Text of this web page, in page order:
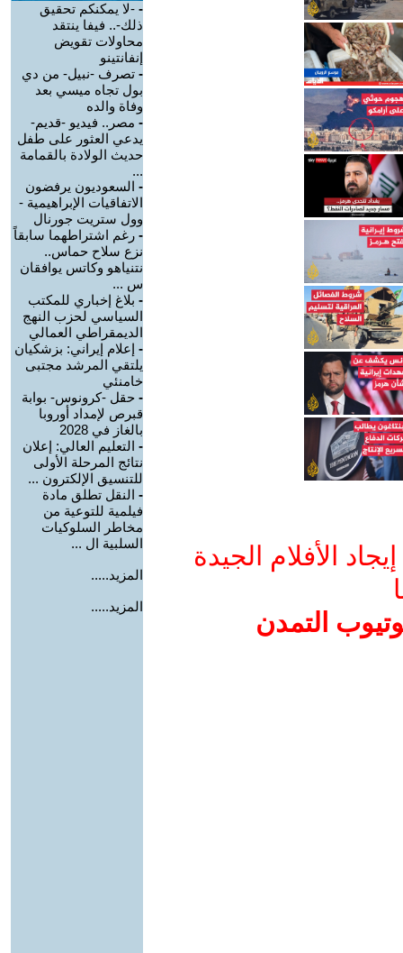
الأفلام الجيدة
التمدن
- -لا يمكنكم تحقيق
ذلك-.. فيفا ينتقد
محاولات تقويض
إنفانتينو
- تصرف -نبيل- من دي
بول تجاه ميسي بعد
وفاة والده
- مصر.. فيديو -قديم-
يدعي العثور على طفل
حديث الولادة بالقمامة
...
- السعوديون يرفضون
الاتفاقيات الإبراهيمية -
وول ستريت جورنال
- رغم اشتراطهما سابقاً
نزع سلاح حماس..
نتنياهو وكاتس يوافقان
س ...
- بلاغ إخباري للمكتب
السياسي لحزب النهج
الديمقراطي العمالي
- إعلام إيراني: بزشكيان
يلتقي المرشد مجتبى
خامنئي
- حقل -كرونوس- بوابة
قبرص لإمداد أوروبا
بالغاز في 2028
- التعليم العالي: إعلان
نتائج المرحلة الأولى
للتنسيق الإلكترون ...
- النقل تطلق مادة
فيلمية للتوعية من
مخاطر السلوكيات
السلبية ال ...
المزيد.....
المزيد.....